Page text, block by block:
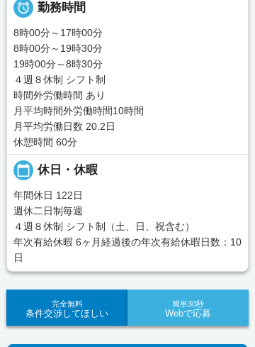
 勤務時間
8時00分～17時00分
8時00分～19時30分
19時00分～8時30分
４週８休制 シフト制
時間外労働時間 あり
月平均時間外労働時間10時間
月平均労働日数 20.2日
休憩時間 60分
calendar_today 休日・休暇
年間休日 122日
週休二日制毎週
４週８休制 シフト制（土、日、祝含む）
年次有給休暇 6ヶ月経過後の年次有給休暇日数：10
日
完全無料
条件交渉してほしい
簡単30秒
Webで応募